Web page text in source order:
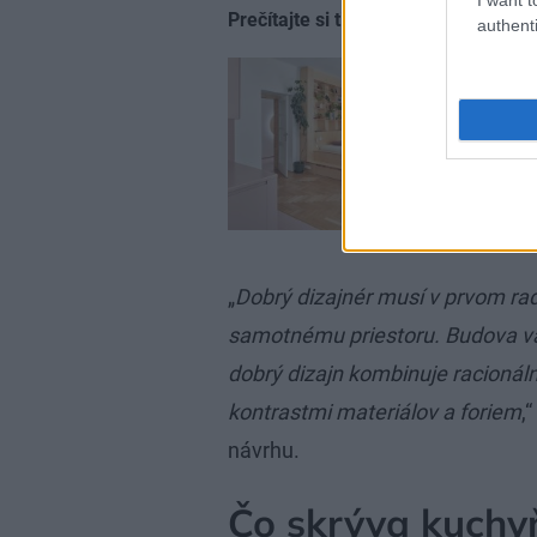
Prečítajte si tiež
Toto by
„Dobrý dizajnér musí v prvom
samotnému priestoru. Budova
dobrý dizajn kombinuje
kontrastmi materiálov a foriem
návrhu.
Čo skrýva